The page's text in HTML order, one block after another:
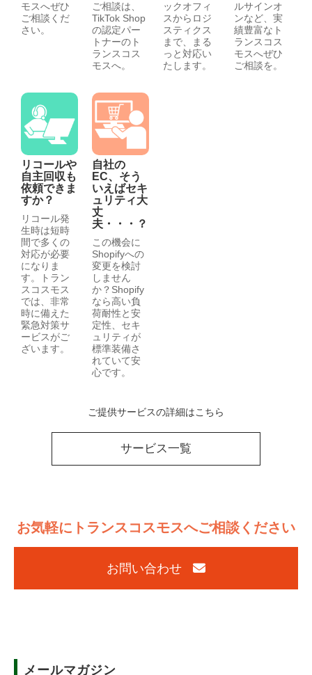
モスへぜひ
ご相談くだ
さい。
ご相談は、
TikTok Shop
の認定パー
トナーのト
ランスコス
モスへ。
ックオフィ
スからロジ
スティクス
まで、まる
っと対応い
たします。
ルサインオ
ンなど、実
績豊富なト
ランスコス
モスへぜひ
ご相談を。
リコールや
自主回収も
依頼できま
すか？
リコール発
生時は短時
間で多くの
対応が必要
になりま
す。トラン
スコスモス
では、非常
時に備えた
緊急対策サ
ービスがご
ざいます。
自社の
EC、そう
いえばセキ
ュリティ大
丈
夫・・・？
この機会に
Shopifyへの
変更を検討
しません
か？Shopify
なら高い負
荷耐性と安
定性、セキ
ュリティが
標準装備さ
れていて安
心です。
ご提供サービスの詳細はこちら
サービス一覧
お気軽にトランスコスモスへご相談ください
お問い合わせ
メールマガジン